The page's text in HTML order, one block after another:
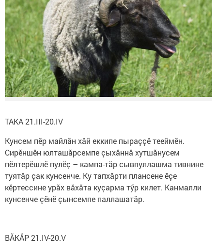
ТАКА 21.III-20.IV
Кунсем пӗр майлăн хăй еккипе пыраççӗ тееймӗн.
Сирӗншӗн юлташăрсемпе çыхăннă хутшăнусем
пӗлтерӗшлӗ пулӗç – кампа-тăр сывпуллашма тивнине
туятăр çак кунсенче. Ку тапхăрти плансене ӗçе
кӗртессине урăх вăхăта куçарма тӳр килет. Канмалли
кунсенче çӗнӗ çынсемпе паллашатăр.
ВĂКĂР 21.IV-20.V